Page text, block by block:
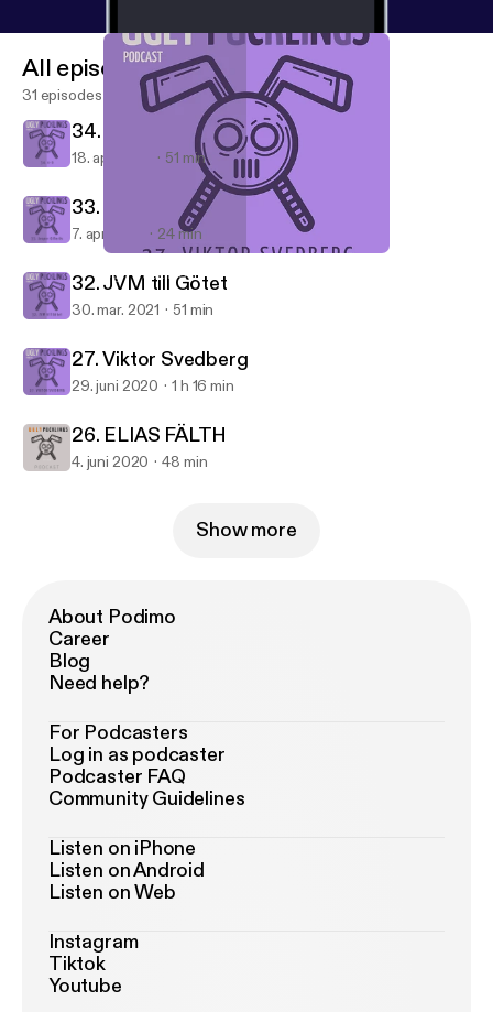
Ugly Pucklings
All episodes
31 episodes
34. 4 - 0
18. apr. 2021 51 min
33. Jesper Gillerås
7. apr. 2021 24 min
32. JVM till Götet
30. mar. 2021 51 min
27. Viktor Svedberg
29. juni 2020 1 h 16 min
26. ELIAS FÄLTH
4. juni 2020 48 min
Show more
About Podimo
Career
Blog
Need help?
For Podcasters
Log in as podcaster
Podcaster FAQ
Community Guidelines
Listen on iPhone
Listen on Android
Listen on Web
Instagram
Tiktok
Youtube